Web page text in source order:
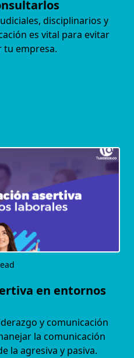
disciplinarios y
es vital para evitar
tu empresa.
en entornos
y comunicación
la comunicación
la agresiva y pasiva.